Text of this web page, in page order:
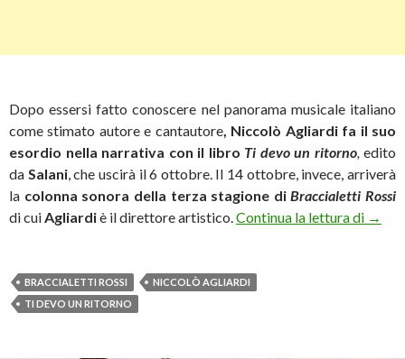
Dopo essersi fatto conoscere nel panorama musicale italiano
come stimato autore e cantautore, Niccolò Agliardi fa il suo
esordio nella narrativa con il libro Ti devo un ritorno, edito
da Salani, che uscirà il 6 ottobre. Il 14 ottobre, invece, arriverà
la colonna sonora della terza stagione diBraccialetti Rossi
di cui Agliardiè il direttore artistico. Continua la lettura di →
BRACCIALETTI ROSSI
NICCOLÒ AGLIARDI
TI DEVO UN RITORNO